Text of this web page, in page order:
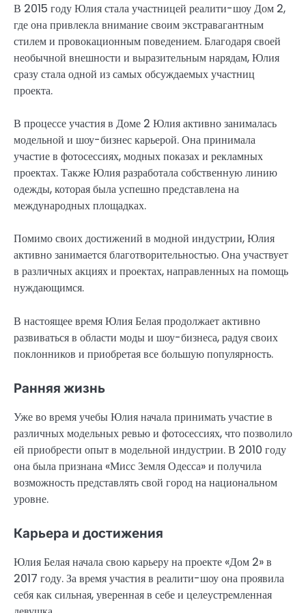
В 2015 году Юлия стала участницей реалити-шоу Дом 2,
где она привлекла внимание своим экстравагантным
стилем и провокационным поведением. Благодаря своей
необычной внешности и выразительным нарядам, Юлия
сразу стала одной из самых обсуждаемых участниц
проекта.
В процессе участия в Доме 2 Юлия активно занималась
модельной и шоу-бизнес карьерой. Она принимала
участие в фотосессиях, модных показах и рекламных
проектах. Также Юлия разработала собственную линию
одежды, которая была успешно представлена на
международных площадках.
Помимо своих достижений в модной индустрии, Юлия
активно занимается благотворительностью. Она участвует
в различных акциях и проектах, направленных на помощь
нуждающимся.
В настоящее время Юлия Белая продолжает активно
развиваться в области моды и шоу-бизнеса, радуя своих
поклонников и приобретая все большую популярность.
Ранняя жизнь
Уже во время учебы Юлия начала принимать участие в
различных модельных ревью и фотосессиях, что позволило
ей приобрести опыт в модельной индустрии. В 2010 году
она была признана «Мисс Земля Одесса» и получила
возможность представлять свой город на национальном
уровне.
Карьера и достижения
Юлия Белая начала свою карьеру на проекте «Дом 2» в
2017 году. За время участия в реалити-шоу она проявила
себя как сильная, уверенная в себе и целеустремленная